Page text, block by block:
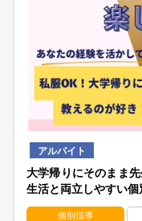
アルバイト
大学帰りにそのまま
生活と両立しやすい個
個別指導